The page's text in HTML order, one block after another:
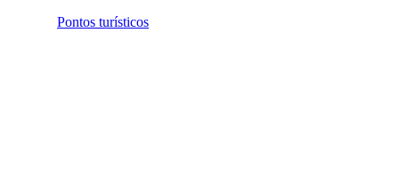
Pontos turísticos